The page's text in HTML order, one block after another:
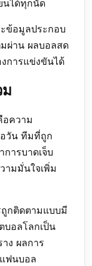
นได้ทุกนัด
ข้อมูลประกอบ
ผ่าน ผลบอลสด
การแข่งขันได้
ม
อความ
วัน ทีมที่ถูก
การบาดเจ็บ
มมั่นใจเพิ่ม
กติดตามแบบมี
บอลโลกเป็น
ง ผลการ
ฟนบอล